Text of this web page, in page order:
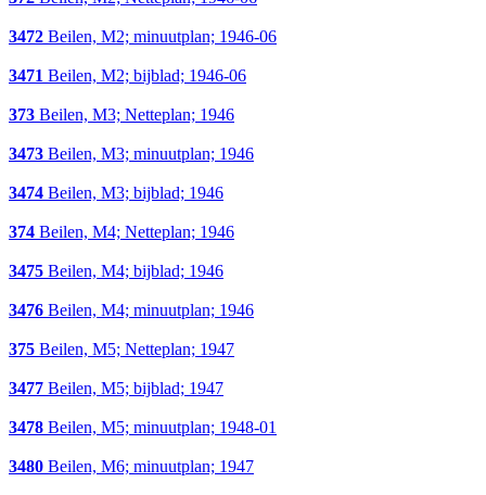
3472 Beilen, M2; minuutplan; 1946-06
3471 Beilen, M2; bijblad; 1946-06
373 Beilen, M3; Netteplan; 1946
3473 Beilen, M3; minuutplan; 1946
3474 Beilen, M3; bijblad; 1946
374 Beilen, M4; Netteplan; 1946
3475 Beilen, M4; bijblad; 1946
3476 Beilen, M4; minuutplan; 1946
375 Beilen, M5; Netteplan; 1947
3477 Beilen, M5; bijblad; 1947
3478 Beilen, M5; minuutplan; 1948-01
3480 Beilen, M6; minuutplan; 1947